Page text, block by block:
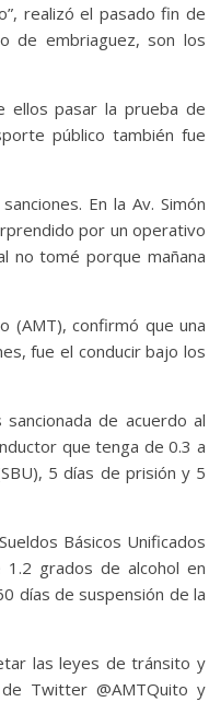
realizó el pasado fin de
de embriaguez, son los
ellos pasar la prueba de
público también fue
En la Av. Simón
por un operativo
no tomé porque mañana
(AMT), confirmó que una
fue el conducir bajo los
de acuerdo al
que tenga de 0.3 a
5 días de prisión y 5
Básicos Unificados
grados de alcohol en
días de suspensión de la
las leyes de tránsito y
Twitter @AMTQuito y